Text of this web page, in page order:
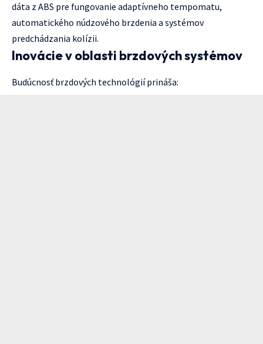
dáta z ABS pre fungovanie adaptívneho tempomatu,
automatického núdzového brzdenia a systémov
predchádzania kolízii.
Inovácie v oblasti brzdových systémov
Budúcnosť brzdových technológií prináša: